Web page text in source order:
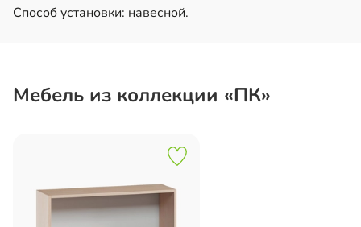
Способ установки: навесной.
Мебель из коллекции «ПК»